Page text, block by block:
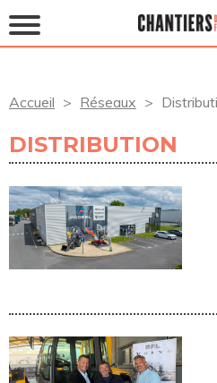
Accueil Réseaux
DISTRIBUTION